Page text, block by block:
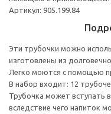
Артикул: 905.199.84
Эти трубочки можно
изготовлены из
Легко моются с помощью
В набор входит: 12
Трубочка может вступать
вследствие чего напиток